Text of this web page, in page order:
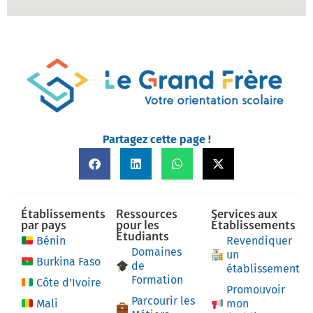
Partagez cette page !
Établissements
par pays
Bénin
Burkina Faso
Côte d’Ivoire
Mali
Ressources
pour les
Étudiants
Domaines
de
Formation
Parcourir les
Services aux
Établissements
Revendiquer
un
établissement
Promouvoir
mon